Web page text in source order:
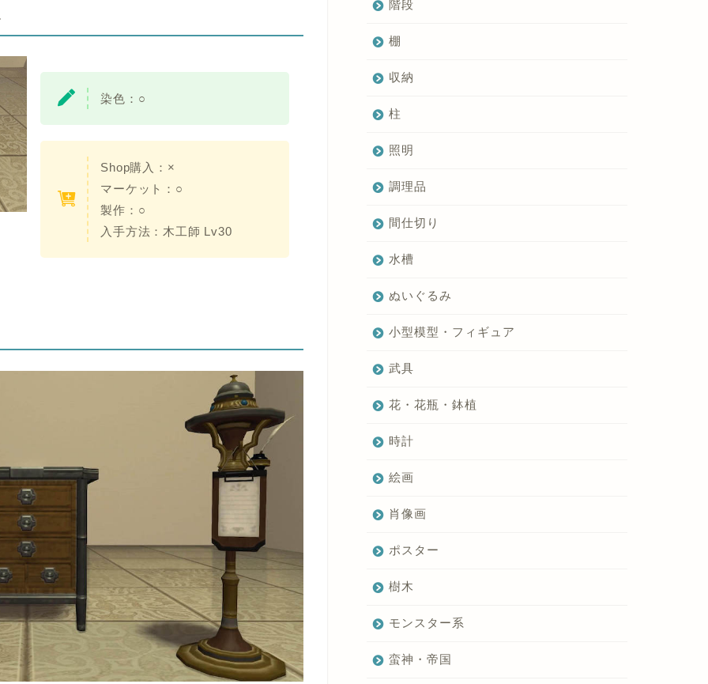
染色： ○
Shop購入： ×
マーケット：○
製作：○
入手方法： 木工師 Lv30
階段
棚
収納
柱
照明
調理品
間仕切り
水槽
ぬいぐるみ
小型模型・フィギュア
武具
花・花瓶・鉢植
時計
絵画
肖像画
ポスター
樹木
モンスター系
蛮神・帝国